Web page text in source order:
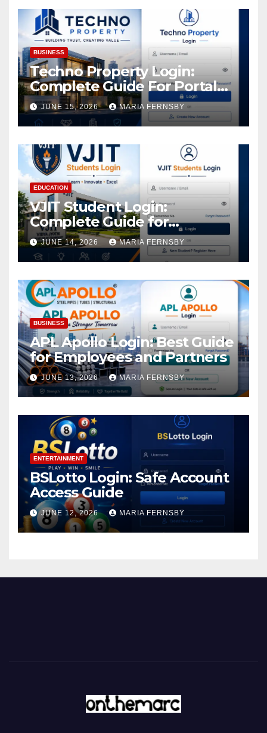
BUSINESS
Techno Property Login:
Complete Guide For Portal
Access
JUNE 15, 2026 MARIA FERNSBY
EDUCATION
VJIT Student Login:
Complete Guide for
Academic Access
JUNE 14, 2026 MARIA FERNSBY
BUSINESS
APL Apollo Login: Best Guide
for Employees and Partners
JUNE 13, 2026 MARIA FERNSBY
ENTERTAINMENT
BSLotto Login: Safe Account
Access Guide
JUNE 12, 2026 MARIA FERNSBY